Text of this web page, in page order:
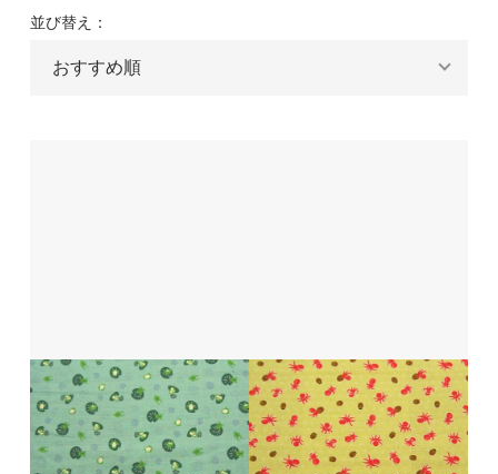
並び替え：